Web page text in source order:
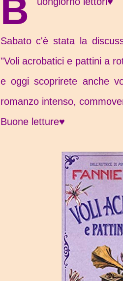
B
Sabato c'è stata la
"Voli acrobatici e pattini a
e oggi scoprirete anche
romanzo intenso,
Buone letture♥